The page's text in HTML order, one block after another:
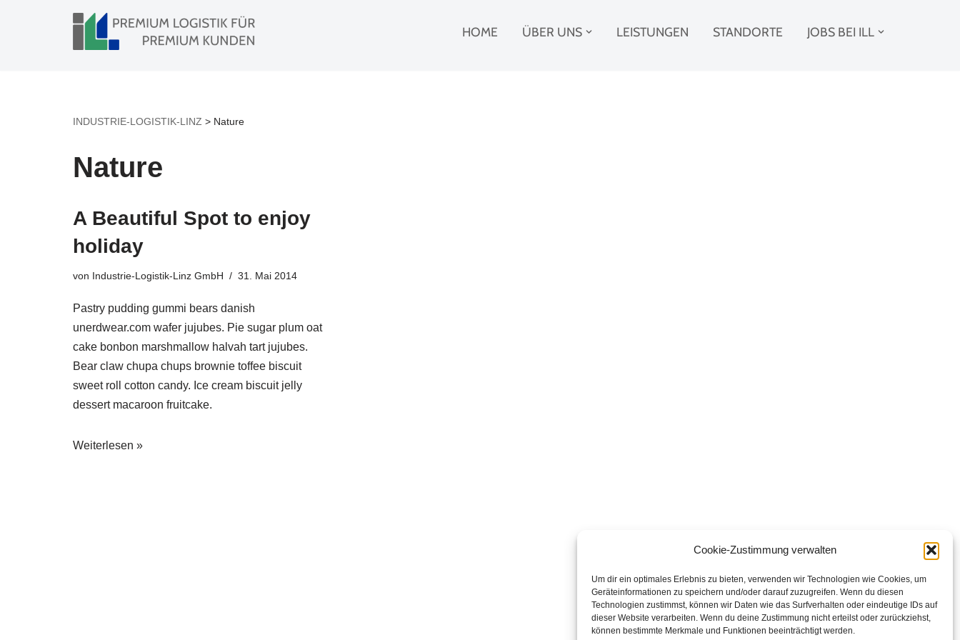
Cookie-Zustimmung verwalten
Um dir ein optimales Erlebnis zu bieten, verwenden wir Technologien wie Cookies, um
Geräteinformationen zu speichern und/oder darauf zuzugreifen. Wenn du diesen
Technologien zustimmst, können wir Daten wie das Surfverhalten oder eindeutige IDs auf
dieser Website verarbeiten. Wenn du deine Zustimmung nicht erteilst oder zurückziehst,
können bestimmte Merkmale und Funktionen beeinträchtigt werden.
HOME ÜBER UNS LEISTUNGEN STANDORTE JOBS BEI ILL
INDUSTRIE-LOGISTIK-LINZ > Nature
Nature
A Beautiful Spot to enjoy
holiday
von Industrie-Logistik-Linz GmbH 31. Mai 2014
Pastry pudding gummi bears danish
unerdwear.com wafer jujubes. Pie sugar plum oat
cake bonbon marshmallow halvah tart jujubes.
Bear claw chupa chups brownie toffee biscuit
sweet roll cotton candy. Ice cream biscuit jelly
dessert macaroon fruitcake.
Weiterlesen »